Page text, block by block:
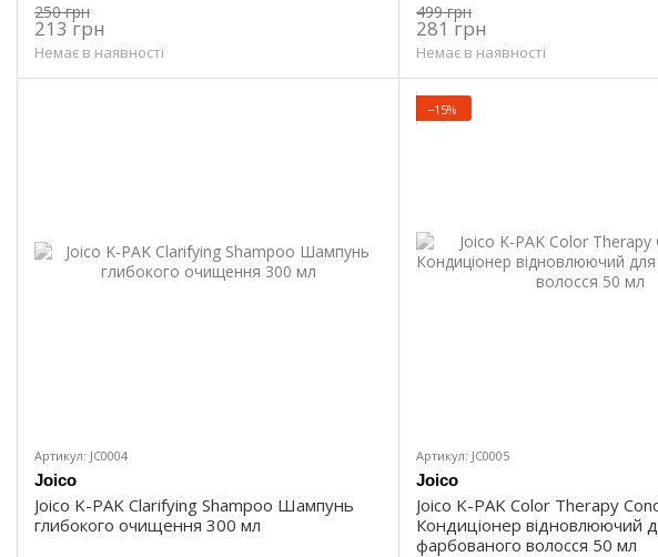
Color Endure;
Color Therapy;
250 грн
213 грн
Немає в наявності
499 грн
281 грн
Немає в наявності
Артикул: JC0004
Joico
Joico K-PAK Clarifying Shampoo Шампунь
глибокого очищення 300 мл
−15%
Артикул: JC0005
Joico
Joico K-PAK Color Therapy
Кондиціонер відновлюючий
фарбованого волосся 50 мл